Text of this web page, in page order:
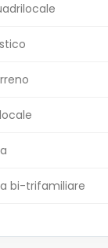
bi-trifamiliare